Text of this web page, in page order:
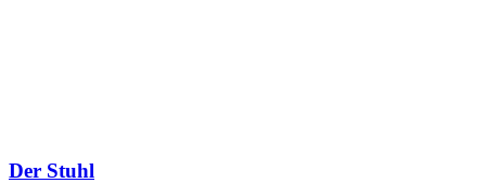
Der Stuhl